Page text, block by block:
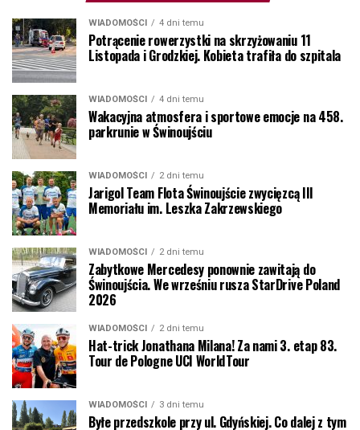
WIADOMOŚCI 4 dni temu
Potrącenie rowerzystki na skrzyżowaniu 11
Listopada i Grodzkiej. Kobieta trafiła do szpitala
WIADOMOŚCI 4 dni temu
Wakacyjna atmosfera i sportowe emocje na 458.
parkrunie w Świnoujściu
WIADOMOŚCI 2 dni temu
Jarigol Team Flota Świnoujście zwycięzcą III
Memoriału im. Leszka Zakrzewskiego
WIADOMOŚCI 2 dni temu
Zabytkowe Mercedesy ponownie zawitają do
Świnoujścia. We wrześniu rusza StarDrive Poland
2026
WIADOMOŚCI 2 dni temu
Hat-trick Jonathana Milana! Za nami 3. etap 83.
Tour de Pologne UCI WorldTour
WIADOMOŚCI 3 dni temu
Byłe przedszkole przy ul. Gdyńskiej. Co dalej z tym